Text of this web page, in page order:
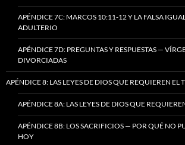
APÉNDICE 7C: MARCOS 10:11-12 Y LA FALSA
ADULTERIO
APÉNDICE 7D: PREGUNTAS Y RESPUESTAS —
DIVORCIADAS
APÉNDICE 8: LAS LEYES DE DIOS QUE REQUIEREN EL
APÉNDICE 8A: LAS LEYES DE DIOS QUE
APÉNDICE 8B: LOS SACRIFICIOS — POR QUÉ NO
HOY